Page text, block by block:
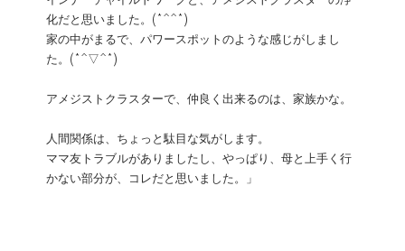
化だと思いました。(*^^*)
家の中がまるで、パワースポットのような感じがしまし
た。(*^▽^*)
アメジストクラスターで、仲良く出来るのは、家族かな。
人間関係は、ちょっと駄目な気がします。
ママ友トラブルがありましたし、やっぱり、母と上手く行
かない部分が、コレだと思いました。」